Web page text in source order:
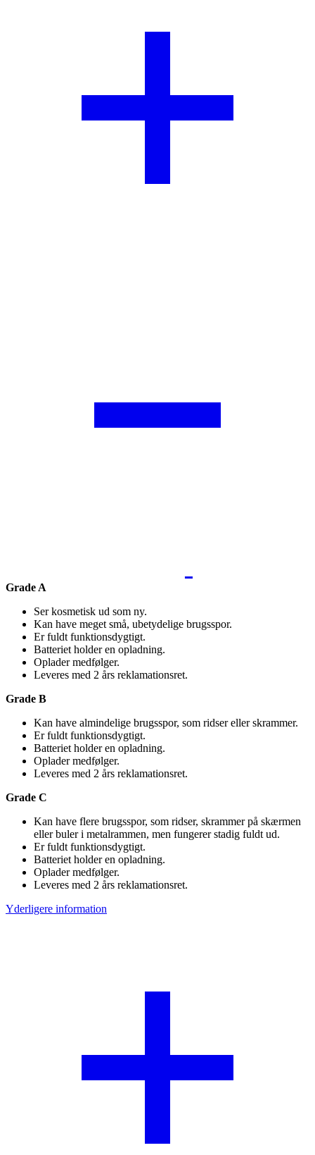
Grade A
Ser kosmetisk ud som ny.
Kan have meget små, ubetydelige brugsspor.
Er fuldt funktionsdygtigt.
Batteriet holder en opladning.
Oplader medfølger.
Leveres med 2 års reklamationsret.
Grade B
Kan have almindelige brugsspor, som ridser eller skrammer.
Er fuldt funktionsdygtigt.
Batteriet holder en opladning.
Oplader medfølger.
Leveres med 2 års reklamationsret.
Grade C
Kan have flere brugsspor, som ridser, skrammer på skærmen
eller buler i metalrammen, men fungerer stadig fuldt ud.
Er fuldt funktionsdygtigt.
Batteriet holder en opladning.
Oplader medfølger.
Leveres med 2 års reklamationsret.
Yderligere information